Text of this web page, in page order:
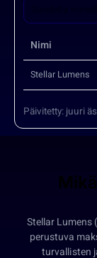
Nimi
Stellar Lumens
Päivitetty: juuri
Stellar
perustuva
turvallisten